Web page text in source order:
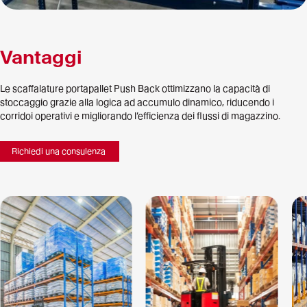
Vantaggi
Le scaffalature portapallet Push Back ottimizzano la capacità di
stoccaggio grazie alla logica ad accumulo dinamico, riducendo i
corridoi operativi e migliorando l’efficienza dei flussi di magazzino.
Richiedi una consulenza